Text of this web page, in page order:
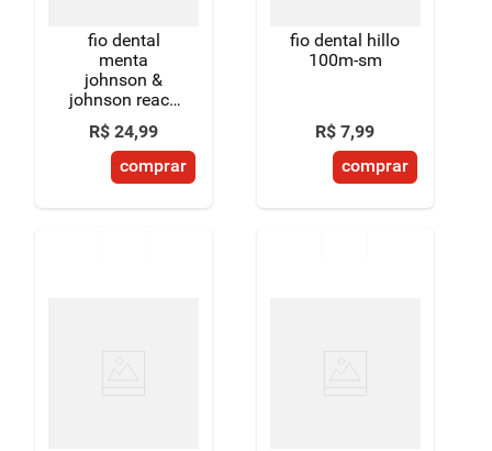
fio dental
menta
johnson &
johnson reach
essencial
100m mais
econômico
R$ 24,99
comprar
fio dental hillo
100m-sm
R$ 7,99
comprar
chocolate